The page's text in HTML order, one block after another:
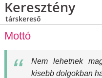
Keresztény
társkereső
Mottó
Nem lehetnek
kisebb dolgokban